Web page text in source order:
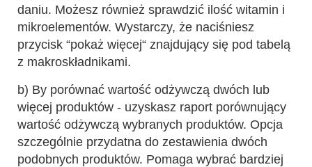
daniu. Możesz również sprawdzić ilość witamin i
mikroelementów. Wystarczy, że naciśniesz
przycisk “pokaż więcej“ znajdujący się pod tabelą
z makroskładnikami.
b) By porównać wartość odżywczą dwóch lub
więcej produktów - uzyskasz raport porównujący
wartość odżywczą wybranych produktów. Opcja
szczególnie przydatna do zestawienia dwóch
podobnych produktów. Pomaga wybrać bardziej